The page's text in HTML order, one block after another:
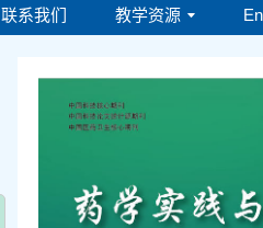
联系我们 教学资源